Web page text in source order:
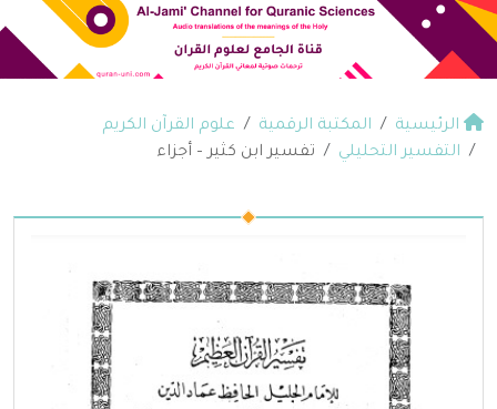
الرئيسية المكتبة الرقمية
علوم القرآن الكريم
التفسير التحليلي
تفسير ابن كثير – أجزاء